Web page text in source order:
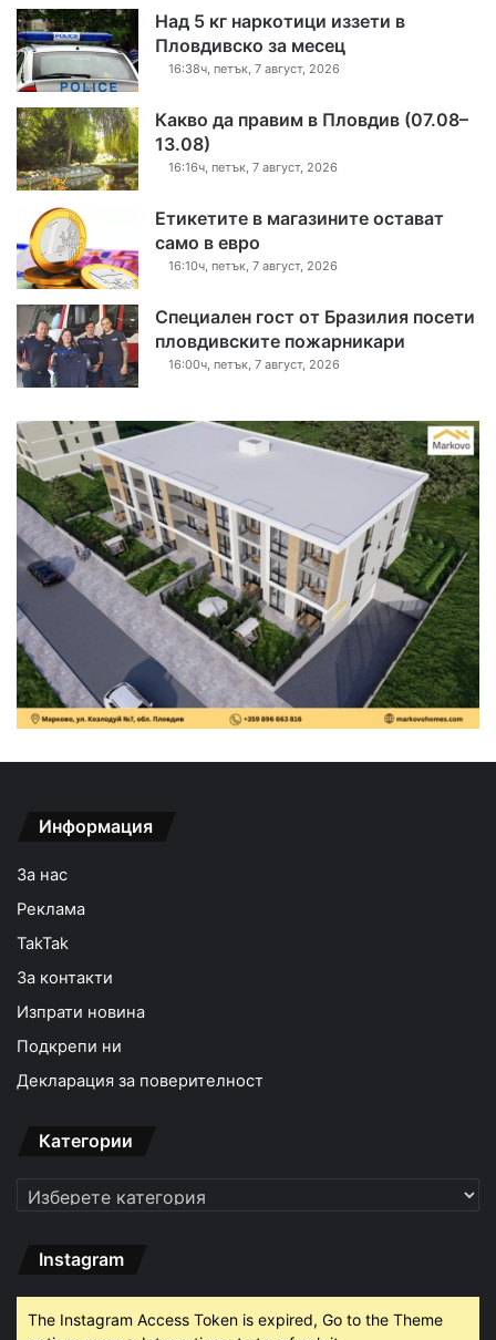
Над 5 кг наркотици иззети в
Пловдивско за месец
16:38ч, петък, 7 август, 2026
Какво да правим в Пловдив (07.08–
13.08)
16:16ч, петък, 7 август, 2026
Етикетите в магазините остават
само в евро
16:10ч, петък, 7 август, 2026
Специален гост от Бразилия посети
пловдивските пожарникари
16:00ч, петък, 7 август, 2026
Информация
За нас
Реклама
TakTak
За контакти
Изпрати новина
Подкрепи ни
Декларация за поверителност
Категории
Категории
Instagram
The Instagram Access Token is expired, Go to the Theme